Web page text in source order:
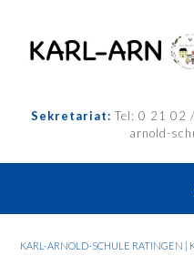
Sekretariat: Tel: 0 21 02
arnold-
KARL-ARNOLD-SCHULE RATINGEN |